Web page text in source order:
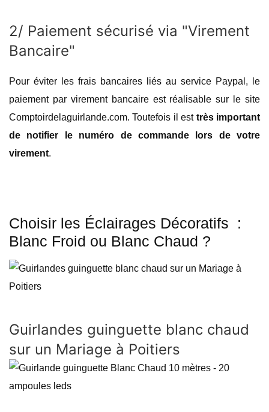
2/ Paiement sécurisé via "Virement
Bancaire"
Pour éviter les frais bancaires liés au service Paypal, le
paiement par virement bancaire est réalisable sur le site
Comptoirdelaguirlande.com. Toutefois il esttrès important
de notifier le numéro de commande lors de votre
virement.
Choisir les Éclairages Décoratifs :
Blanc Froid ou Blanc Chaud ?
Guirlandes guinguette blanc chaud
sur un Mariage à Poitiers